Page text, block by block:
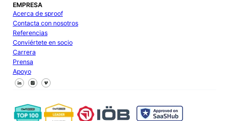
EMPRESA
Acerca de sproof
Contacta con nosotros
Referencias
Conviértete en socio
Carrera
Prensa
Apoyo
Síguenos en Facebook
Síguenos en X
Síguenos en LinkedIn